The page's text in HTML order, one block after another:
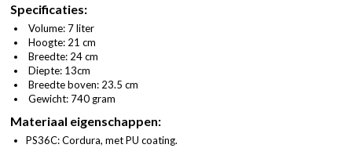
Specificaties:
Volume: 7 liter
Hoogte: 21 cm
Breedte: 24 cm
Diepte: 13cm
Breedte boven: 23.5 cm
Gewicht: 740 gram
Materiaal eigenschappen:
PS36C: Cordura, met PU coating.